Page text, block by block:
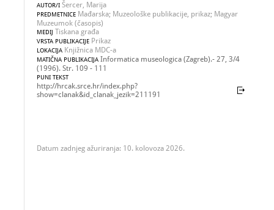
AUTOR/I Šercer, Marija
PREDMETNICE Mađarska; Muzeološke publikacije, prikaz; Magyar
Muzeumok (časopis)
MEDIJ Tiskana građa
VRSTA PUBLIKACIJE Prikaz
LOKACIJA Knjižnica MDC-a
MATIČNA PUBLIKACIJA Informatica museologica (Zagreb).- 27, 3/4
(1996). Str. 109 - 111
PUNI TEKST
http://hrcak.srce.hr/index.php?
show=clanak&id_clanak_jezik=211191
Datum zadnjeg ažuriranja: 10. kolovoza 2026.